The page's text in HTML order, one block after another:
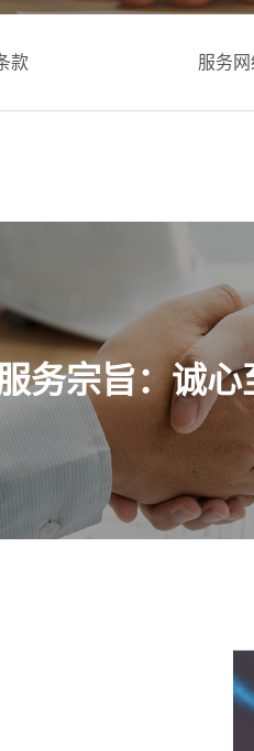
款 服务
务宗旨：诚